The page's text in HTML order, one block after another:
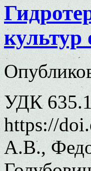
культур
УДК
https://
А.В.,